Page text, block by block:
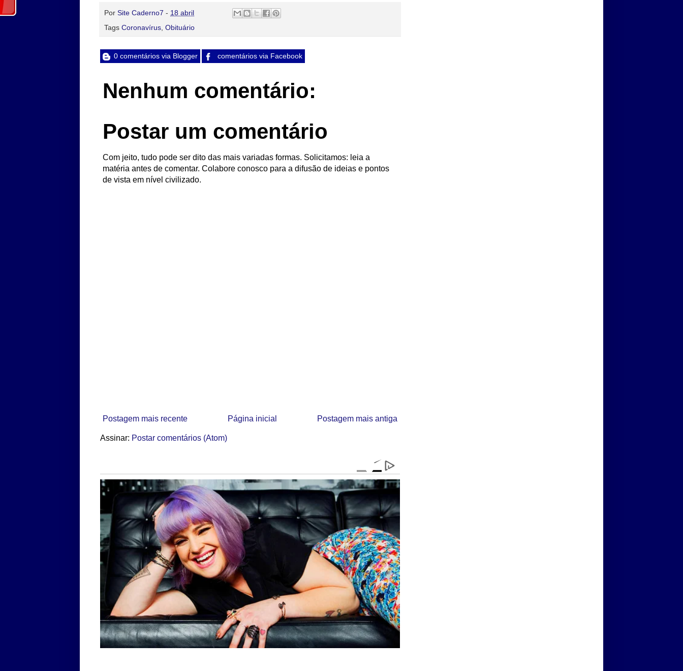
Por Site Caderno7 - 18 abril
Tags Coronavírus Obituário
0 comentários via Blogger comentários via Facebook
Nenhum comentário:
Postar um comentário
Com jeito, tudo pode ser dito das mais variadas formas. Solicitamos: leia a
matéria antes de comentar. Colabore conosco para a difusão de ideias e pontos
de vista em nível civilizado.
Postagem mais recente Postagem mais antiga
Página inicial
Assinar: Postar comentários (Atom)